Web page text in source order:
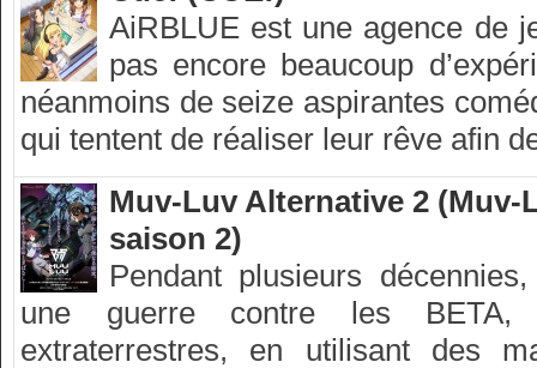
AiRBLUE est une agence de
pas encore beaucoup
néanmoins de seize aspirantes
qui tentent de réaliser leur rêve afin
Muv-Luv Alternative 2 (Muv-
saison 2)
Pendant plusieurs
une guerre contre les BETA,
extraterrestres, en utilisant des